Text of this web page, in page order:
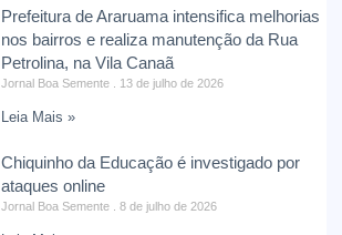
Prefeitura de Araruama intensifica melhorias
nos bairros e realiza manutenção da Rua
Petrolina, na Vila Canaã
Jornal Boa Semente 13 de julho de 2026
Leia Mais »
Chiquinho da Educação é investigado por
ataques online
Jornal Boa Semente 8 de julho de 2026